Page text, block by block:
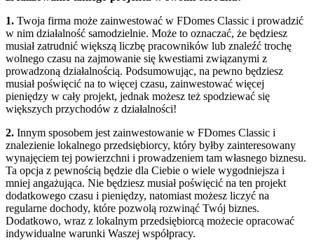
1. Twoja firma może zainwestować w FDomes Classic i prowadzić
w nim działalność samodzielnie. Może to oznaczać, że będziesz
musiał zatrudnić większą liczbę pracowników lub znaleźć trochę
wolnego czasu na zajmowanie się kwestiami związanymi z
prowadzoną działalnością. Podsumowując, na pewno będziesz
musiał poświęcić na to więcej czasu, zainwestować więcej
pieniędzy w cały projekt, jednak możesz też spodziewać się
większych przychodów z działalności!
2. Innym sposobem jest zainwestowanie w FDomes Classic i
znalezienie lokalnego przedsiębiorcy, który byłby zainteresowany
wynajęciem tej powierzchni i prowadzeniem tam własnego biznesu.
Ta opcja z pewnością będzie dla Ciebie o wiele wygodniejsza i
mniej angażująca. Nie będziesz musiał poświęcić na ten projekt
dodatkowego czasu i pieniędzy, natomiast możesz liczyć na
regularne dochody, które pozwolą rozwinąć Twój biznes.
Dodatkowo, wraz z lokalnym przedsiębiorcą możecie opracować
indywidualne warunki Waszej współpracy.